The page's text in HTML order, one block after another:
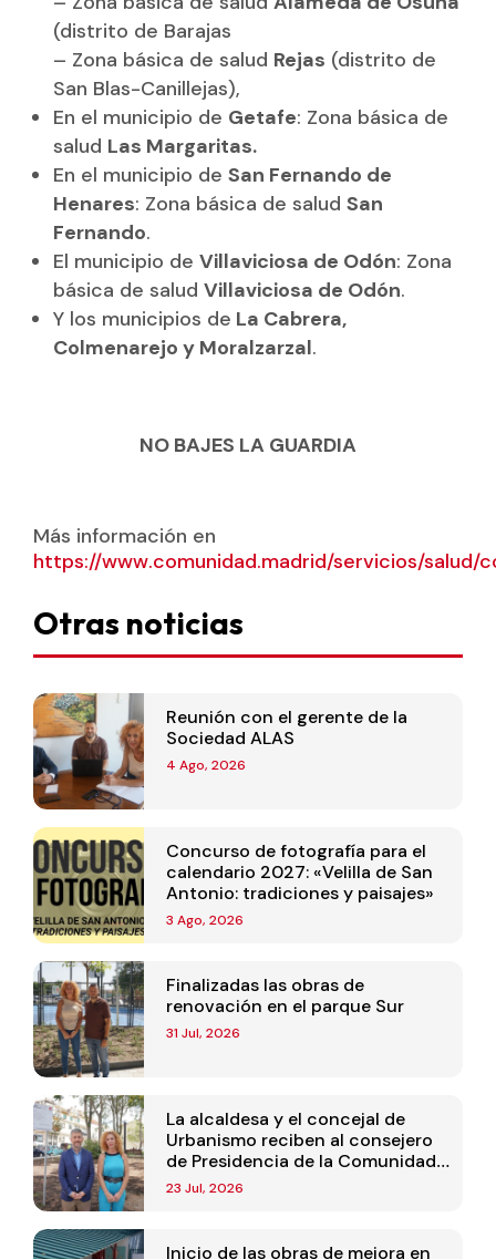
(distrito de Barajas
– Zona básica de salud Rejas (distrito de
San Blas-Canillejas),
En el municipio de Getafe: Zona básica de
salud Las Margaritas.
En el municipio de San Fernando de
Henares: Zona básica de salud San
Fernando.
El municipio de Villaviciosa de Odón: Zona
básica de salud Villaviciosa de Odón.
Y los municipios de La Cabrera,
Colmenarejo y Moralzarzal.
NO BAJES LA GUARDIA
Más información en
https://www.comunidad.madrid/servicios/salud/
Otras noticias
Reunión con el gerente de la
Sociedad ALAS
4 Ago, 2026
Concurso de fotografía para el
calendario 2027: «Velilla de San
Antonio: tradiciones y paisajes»
3 Ago, 2026
Finalizadas las obras de
renovación en el parque Sur
31 Jul, 2026
La alcaldesa y el concejal de
Urbanismo reciben al consejero
de Presidencia de la Comunidad
de Madrid
23 Jul, 2026
Inicio de las obras de mejora en